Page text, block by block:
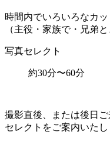
時間内でいろいろなカ
（主役・家族で・兄弟と
写真セレクト
約30分〜60分
撮影直後、または後日
セレクトをご案内いたし